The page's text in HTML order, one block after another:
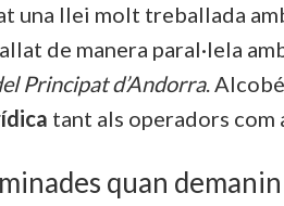
una llei molt treballada
de manera paral·lela
Principat d’Andorra.
tant als operadors com
quan